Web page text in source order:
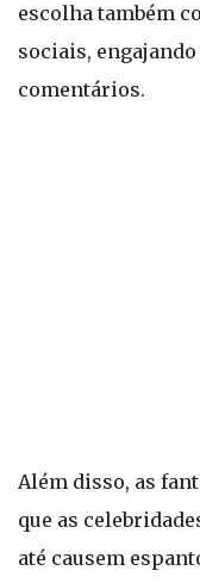
escolha também
sociais,
comentários.
Além disso, as
que as
até causem